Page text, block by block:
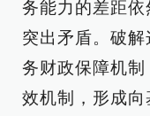
务能力的差距
突出矛盾。破
务财政保障机
效机制，形成